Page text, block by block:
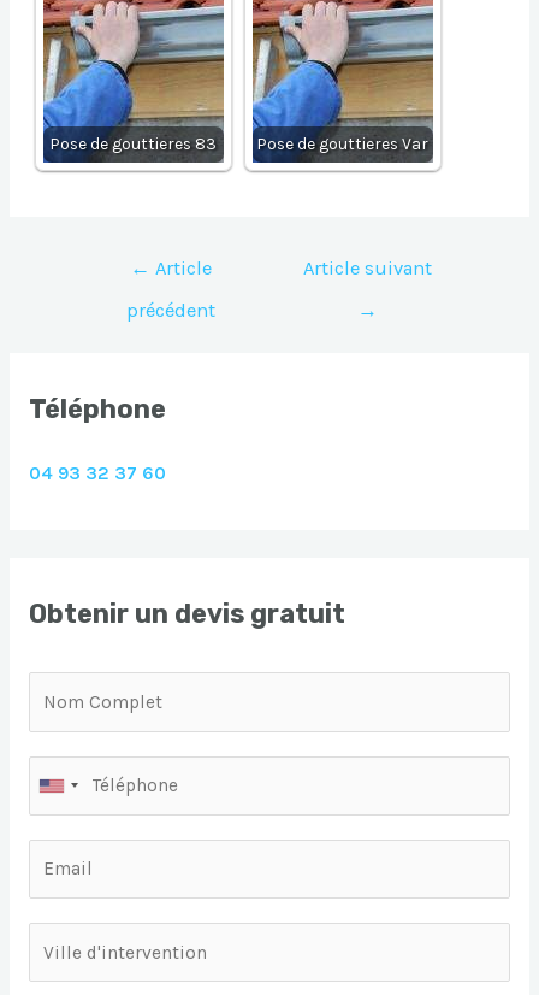
Pose de gouttieres 83 Pose de gouttieres Var
Navigation
l’article
← Article
précédent
Article suivant
→
Téléphone
04 93 32 37 60
Obtenir un devis gratuit